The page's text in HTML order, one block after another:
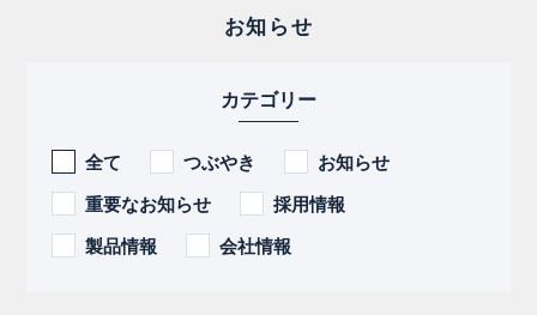
お知らせ
カテゴリー
全て つぶやき お知らせ
重要なお知らせ 採用情報
製品情報 会社情報